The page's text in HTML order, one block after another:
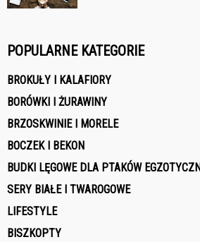
POPULARNE KATEGORIE
BROKUŁY I KALAFIORY
BORÓWKI I ŻURAWINY
BRZOSKWINIE I MORELE
BOCZEK I BEKON
BUDKI LĘGOWE DLA PTAKÓW
SERY BIAŁE I TWAROGOWE
LIFESTYLE
BISZKOPTY